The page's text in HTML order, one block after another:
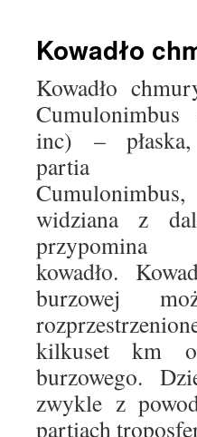
Kowadło
Kowadło
inc) – płaska,
partia
widziana z
przypomina
kowadło.
burzowej
kilkuset km
burzowego.
zwykle z
partiach